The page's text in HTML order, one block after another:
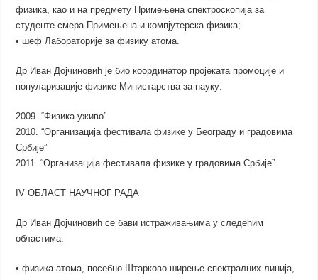
физика, као и на предмету Примењена спектроскопија за
студенте смера Примењена и компјутерска физика;
• шеф Лабораторије за физику атома.
Др Иван Дојчиновић је био координатор пројеката промоције и
популаризације физике Министарства за науку:
2009. “Физика уживо”
2010. “Организација фестивала физике у Београду и градовима
Србије”
2011. “Организација фестивала физике у градовима Србије”.
IV ОБЛАСТ НАУЧНОГ РАДА
Др Иван Дојчиновић се бави истраживањима у следећим
областима:
• физика атома, посебно Штарково ширење спектралних линија,